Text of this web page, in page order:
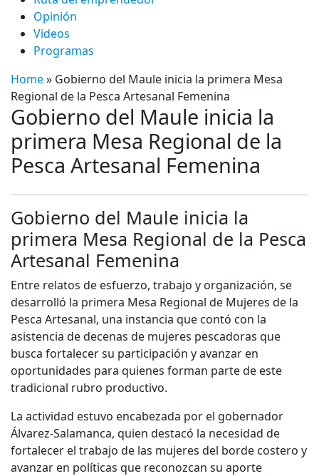
Opinión
Videos
Programas
Home» Gobierno del Maule inicia la primera Mesa
Regional de la Pesca Artesanal Femenina
Gobierno del Maule inicia la
primera Mesa Regional de la
Pesca Artesanal Femenina
Gobierno del Maule inicia la
primera Mesa Regional de la Pesca
Artesanal Femenina
Entre relatos de esfuerzo, trabajo y organización, se
desarrolló la primera Mesa Regional de Mujeres de la
Pesca Artesanal, una instancia que contó con la
asistencia de decenas de mujeres pescadoras que
busca fortalecer su participación y avanzar en
oportunidades para quienes forman parte de este
tradicional rubro productivo.
La actividad estuvo encabezada por el gobernador
Álvarez-Salamanca, quien destacó la necesidad de
fortalecer el trabajo de las mujeres del borde costero y
avanzar en políticas que reconozcan su aporte